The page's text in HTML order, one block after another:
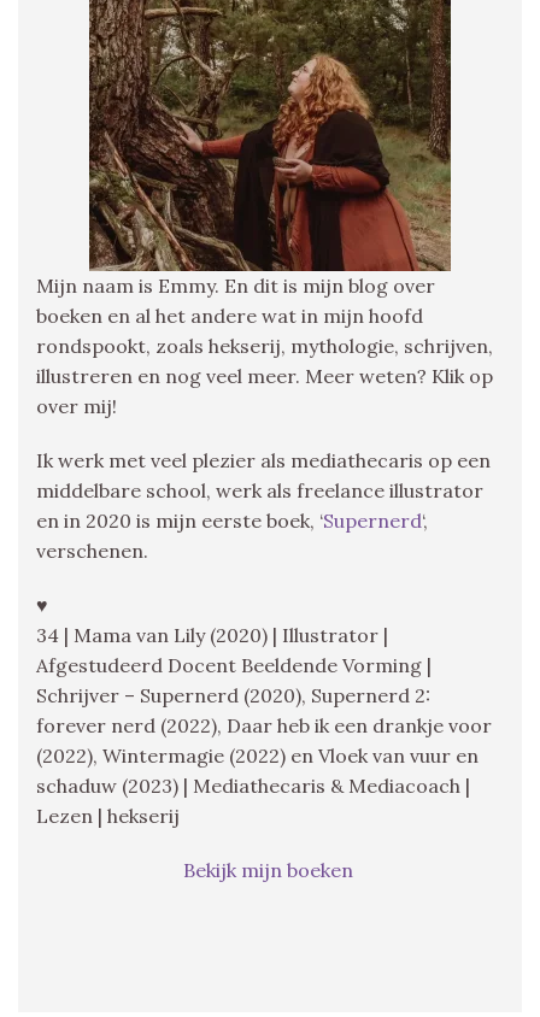
Mijn naam is Emmy. En dit is mijn blog over
boeken en al het andere wat in mijn hoofd
rondspookt, zoals hekserij, mythologie, schrijven,
illustreren en nog veel meer. Meer weten? Klik op
over mij!
Ik werk met veel plezier als mediathecaris op een
middelbare school, werk als freelance illustrator
en in 2020 is mijn eerste boek, ‘Supernerd‘,
verschenen.
♥
34 | Mama van Lily (2020) | Illustrator |
Afgestudeerd Docent Beeldende Vorming |
Schrijver – Supernerd (2020), Supernerd 2:
forever nerd (2022), Daar heb ik een drankje voor
(2022), Wintermagie (2022) en Vloek van vuur en
schaduw (2023) | Mediathecaris & Mediacoach |
Lezen | hekserij
Bekijk mijn boeken